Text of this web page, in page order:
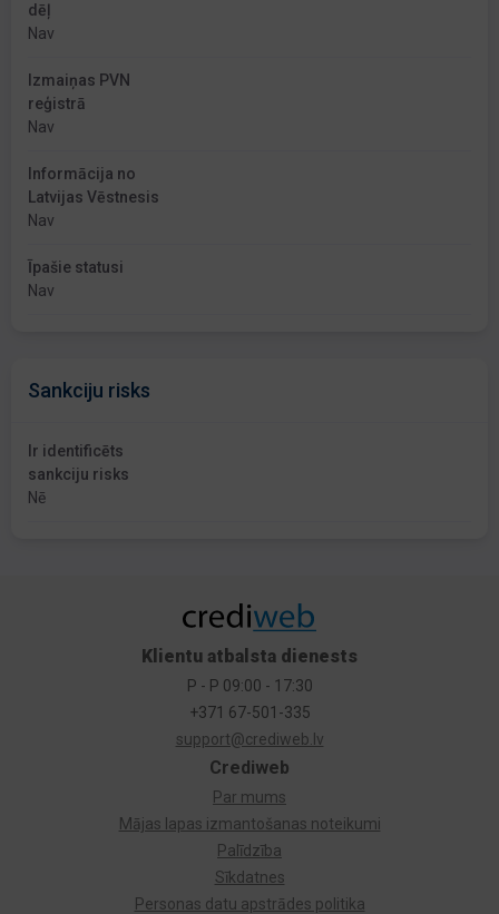
dēļ
Nav
Izmaiņas PVN
reģistrā
Nav
Informācija no
Latvijas Vēstnesis
Nav
Īpašie statusi
Nav
Sankciju risks
Ir identificēts
sankciju risks
Nē
Crediweb
Par mums
Mājas lapas izmantošanas noteikumi
Palīdzība
Sīkdatnes
Personas datu apstrādes politika
Klientu atbalsta dienests
P - P 09:00 - 17:30
+371 67-501-335
support@crediweb.lv